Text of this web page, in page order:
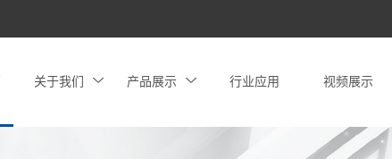
关于我们 产品展示 行业应用 视频展示